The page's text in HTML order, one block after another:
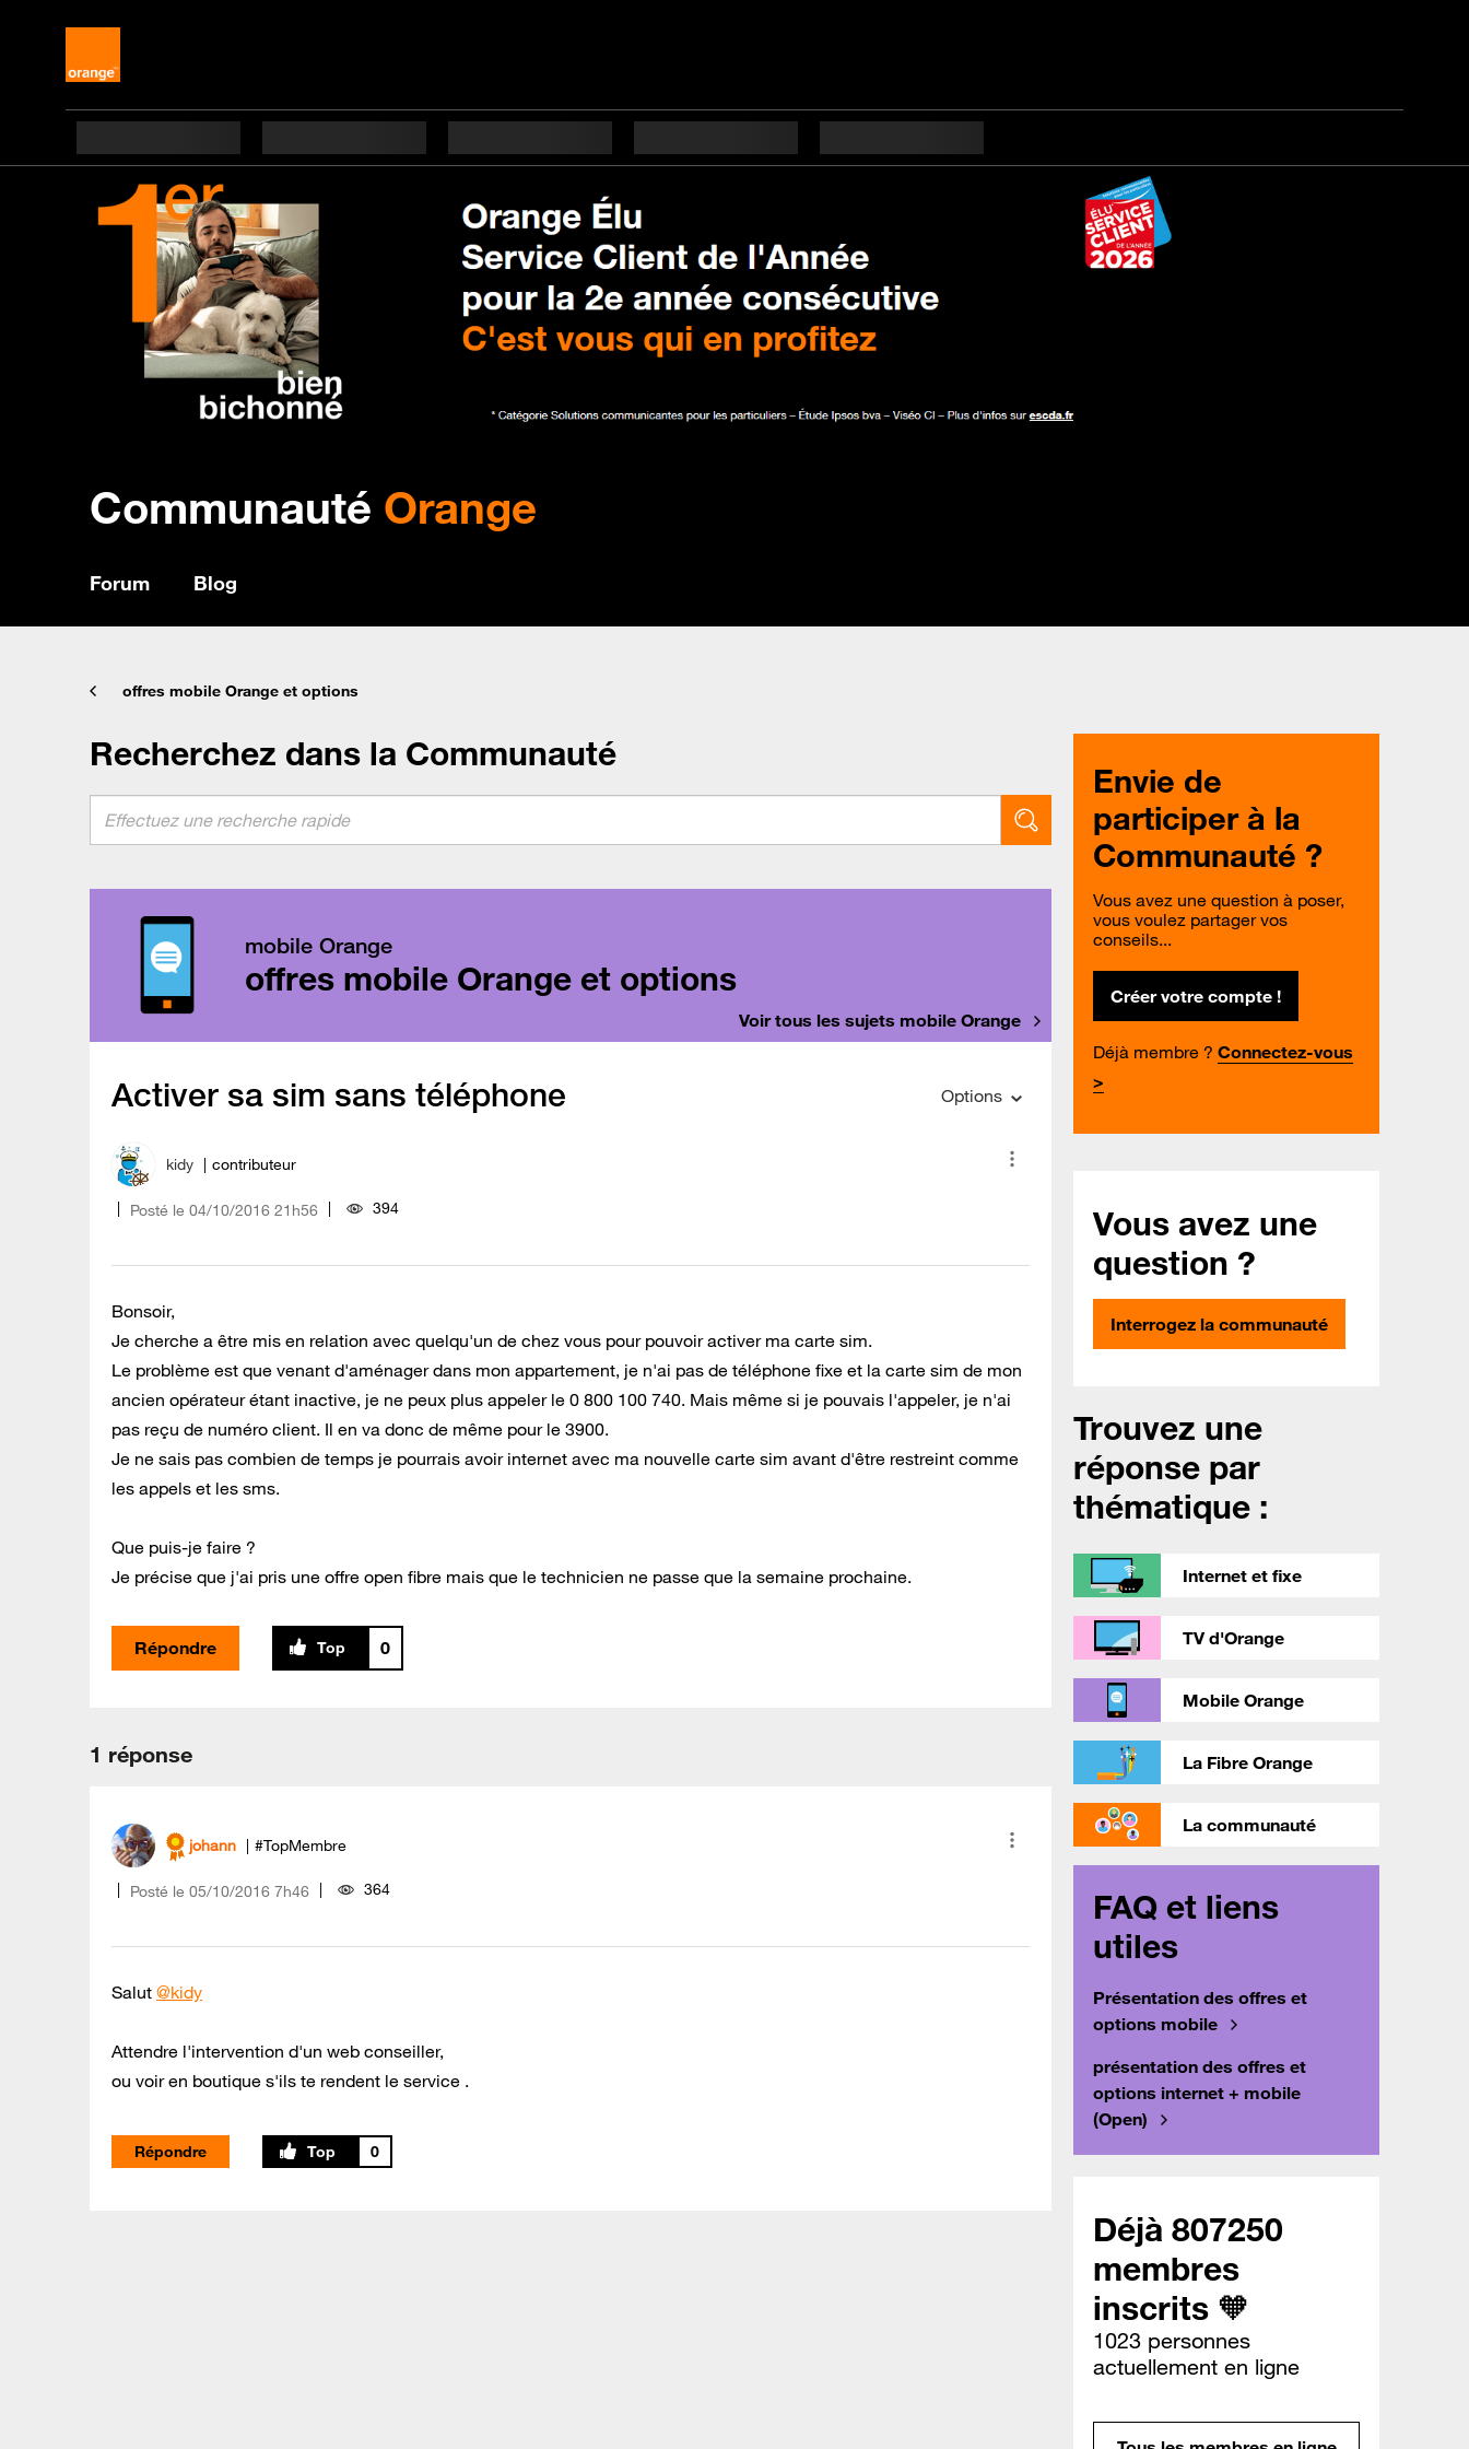
Communauté Orange
Forum Blog
offres mobile Orange et options
Recherchez dans la Communauté
mobile Orange
offres mobile Orange et options
Voir tous les sujets mobile Orange
Activer sa sim sans téléphone Options
kidy contributeur
Posté le ‎04/10/2016 21h56 394
Bonsoir,
Je cherche a être mis en relation avec quelqu'un de chez vous pour pouvoir activer ma carte sim.
Le problème est que venant d'aménager dans mon appartement, je n'ai pas de téléphone fixe et la carte sim de mon
ancien opérateur étant inactive, je ne peux plus appeler le 0 800 100 740. Mais même si je pouvais l'appeler, je n'ai
pas reçu de numéro client. Il en va donc de même pour le 3900.
Je ne sais pas combien de temps je pourrais avoir internet avec ma nouvelle carte sim avant d'être restreint comme
les appels et les sms.
Que puis-je faire ?
Je précise que j'ai pris une offre open fibre mais que le technicien ne passe que la semaine prochaine.
Répondre 0
1 réponse
johann #TopMembre
Posté le ‎05/10/2016 7h46 364
Salut @kidy
Attendre l'intervention d'un web conseiller,
ou voir en boutique s'ils te rendent le service .
Répondre 0
Envie de
participer à la
Communauté ?
Vous avez une question à poser,
vous voulez partager vos
conseils...
Créer votre compte !
Déjà membre ? Connectez-vous
>
Vous avez une
question ?
Interrogez la communauté
Trouvez une
réponse par
thématique :
Internet et fixe
TV d'Orange
Mobile Orange
La Fibre Orange
La communauté
FAQ et liens
utiles
Présentation des offres et
options mobile
présentation des offres et
options internet + mobile
(Open)
Déjà 807250
membres
inscrits 🧡
1023 personnes
actuellement en ligne